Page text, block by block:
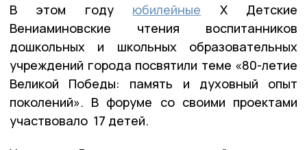
В этом году юбилейные X Детские
Вениаминовские чтения воспитанников
дошкольных и школьных образовательных
учреждений города посвятили теме «80-летие
Великой Победы: память и духовный опыт
поколений». В форуме со своими проектами
участвовало 17 детей.